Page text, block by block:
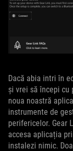
Dacă abia intri în
și vrei să începi
noua noastră
instrumente de
perifericelor. Gear
accesa aplicația
instalezi nimic.